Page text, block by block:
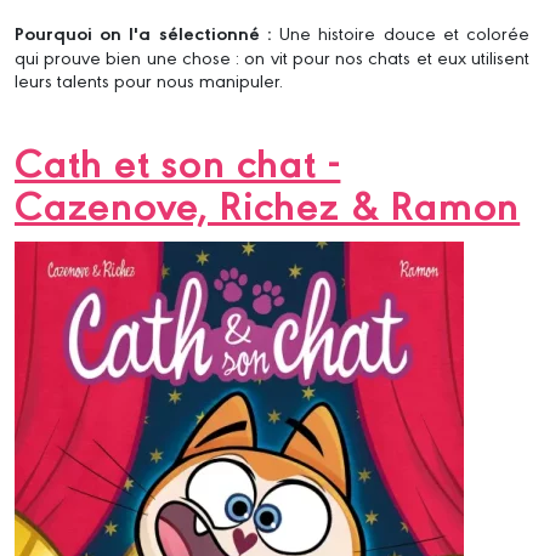
Pourquoi on l'a sélectionné : Une histoire douce et colorée
qui prouve bien une chose : on vit pour nos chats et eux utilisent
leurs talents pour nous manipuler.
Cath et son chat -
Cazenove, Richez & Ramon